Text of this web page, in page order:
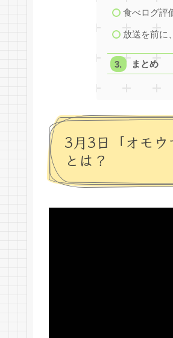
食べログ評
放送を前に
まとめ
3月3日「オモウ
とは？